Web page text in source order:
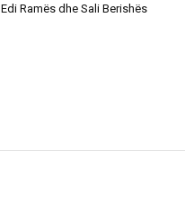
Edi Ramës dhe Sali Berishës